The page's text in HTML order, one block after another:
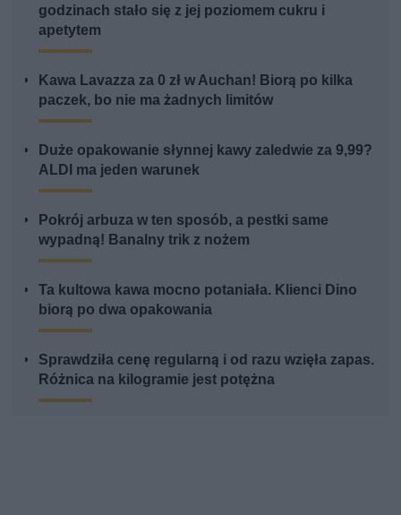
godzinach stało się z jej poziomem cukru i
apetytem
Kawa Lavazza za 0 zł w Auchan! Biorą po kilka
paczek, bo nie ma żadnych limitów
Duże opakowanie słynnej kawy zaledwie za 9,99?
ALDI ma jeden warunek
Pokrój arbuza w ten sposób, a pestki same
wypadną! Banalny trik z nożem
Ta kultowa kawa mocno potaniała. Klienci Dino
biorą po dwa opakowania
Sprawdziła cenę regularną i od razu wzięła zapas.
Różnica na kilogramie jest potężna